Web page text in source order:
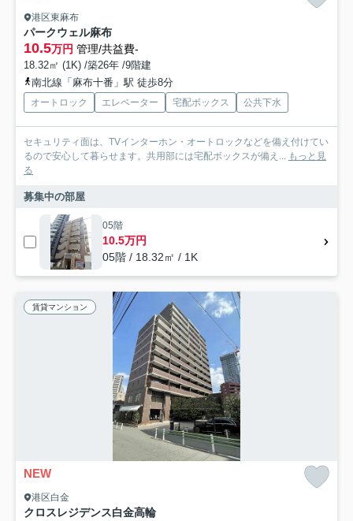
港区東麻布
パークウェル麻布
10.5万円 管理/共益費-
18.32㎡ (1K) /築26年 /9階建
南北線「麻布十番」駅 徒歩8分
オートロック エレベーター 宅配ボックス 公共下水
セキュリティ面は、TVインターホン・オートロックなどを備え付けてい
るので安心して暮らせます。共用部には宅配ボックスが備え... もっと見
る
募集中の部屋
05階
10.5万円
05階 / 18.32㎡ / 1K
賃貸マンション
NEW
港区白金
クロスレジデンス白金高輪